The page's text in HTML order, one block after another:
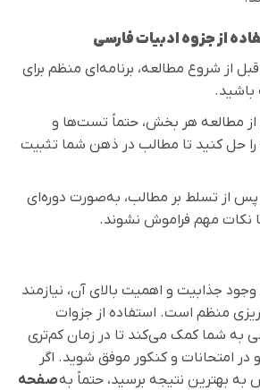
از جزوه ادبیات فارسی
از شروع مطالعه، برنامه‌ای منظم برای
باشید.
مطالعه هر بخش، حتماً تست‌ها و
حل کنید تا مطالب در ذهن شما تثبیت
از تسلط بر مطالب، به‌صورت دوره‌ای
نکات مهم فراموش نشوند.
جذابیت و اهمیت بالای آن، نیازمند
منظم است. استفاده از جزوات
به شما کمک می‌کند تا در زمان کم‌تری
امتحانات و کنکور موفق شوید. اگر
بهترین نتیجه برسید، حتماً بهصفحه